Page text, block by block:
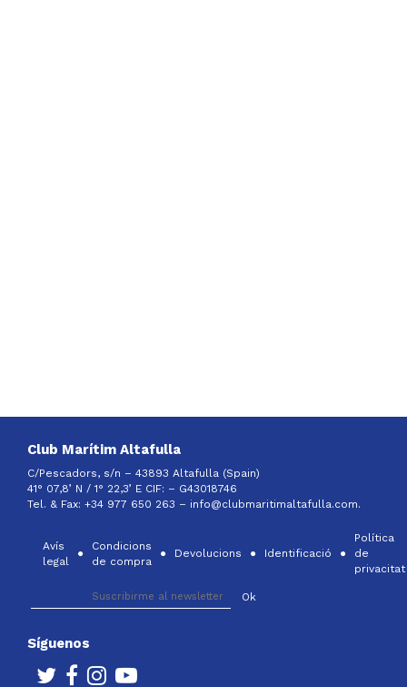
Club Marítim Altafulla
C/Pescadors, s/n – 43893 Altafulla (Spain)
41° 07,8’ N / 1° 22,3’ E CIF: – G43018746
Tel. & Fax: +34 977 650 263 – info@clubmaritimaltafulla.com.
Avís
legal
Condicions
de compra
Devolucions Identificació
Política
de
privacitat
Síguenos